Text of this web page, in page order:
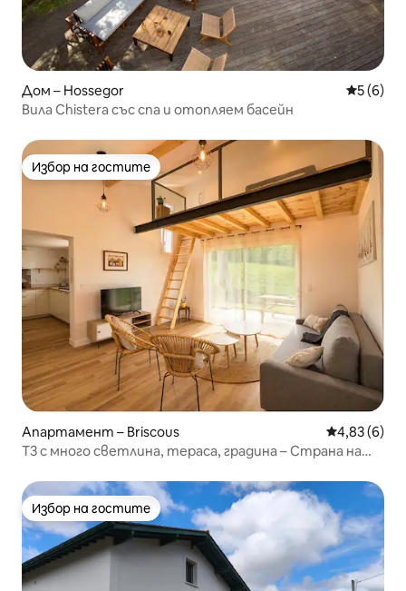
Дом – Hossegor Средна
5 (6)
Вила Chistera със спа и отопляем басейн
Избор на гостите
Избор на гостите
Апартамент – Briscous Средна
4,83 (6)
T3 с много светлина, тераса, градина – Страна на
Избор на гостите
Избор на гостите